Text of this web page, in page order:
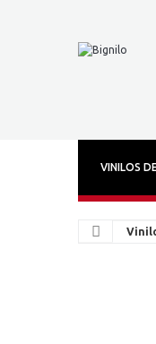
VINILOS